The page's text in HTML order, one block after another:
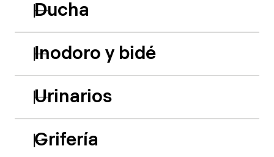
Ducha
Inodoro y bidé
Urinarios
Grifería